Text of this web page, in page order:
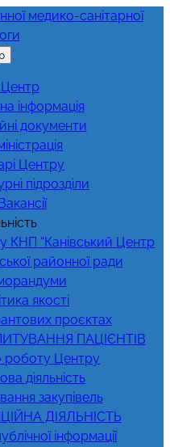
інформація
документи
Центру
підрозділи
КНП “Канівський Центр
районної ради
якості
проєктах
ПАЦІЄНТІВ
роботу Центру
діяльність
закупівель
ДІЯЛЬНІСТЬ
інформації